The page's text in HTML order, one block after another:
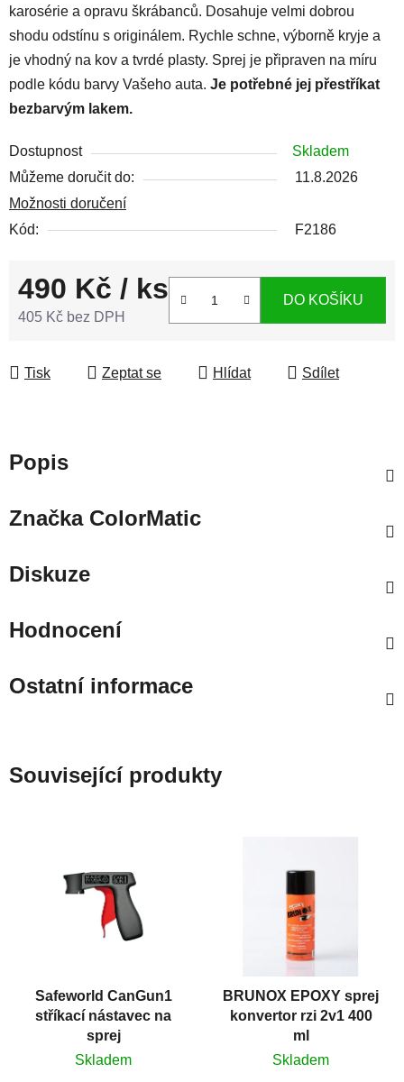
karosérie a opravu škrábanců. Dosahuje velmi dobrou
shodu odstínu s originálem. Rychle schne, výborně kryje a
je vhodný na kov a tvrdé plasty. Sprej je připraven na míru
podle kódu barvy Vašeho auta. Je potřebné jej přestříkat
bezbarvým lakem.
Dostupnost
Skladem
Můžeme doručit do:
11.8.2026
Možnosti doručení
Kód:
F2186
490 Kč / ks
405 Kč bez DPH
DO KOŠÍKU
Tisk Zeptat se Hlídat Sdílet
Popis
ZnačkaColorMatic
Diskuze
Hodnocení
Ostatní informace
Související produkty
Safeworld CanGun1
stříkací nástavec na
sprej
Skladem
BRUNOX EPOXY sprej
konvertor rzi 2v1 400
ml
Skladem